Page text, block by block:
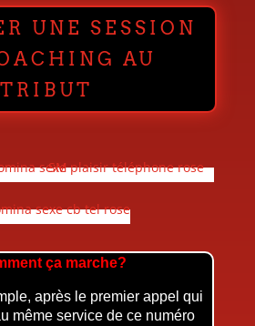
UNE SESSION
AU
TRIBUT
ça marche?
après le premier appel qui
même service de ce numéro